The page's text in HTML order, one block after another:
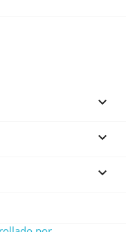


